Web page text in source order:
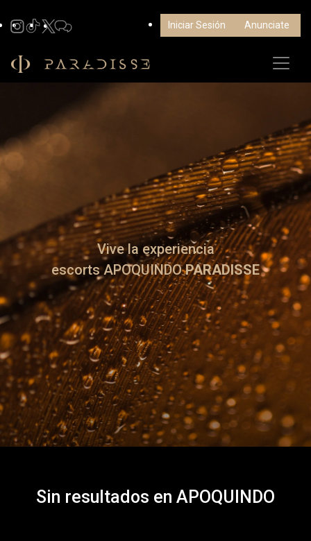
Iniciar Sesión Anunciate
Vive la experiencia
escorts APOQUINDOPARADISSE
Sin resultados en APOQUINDO